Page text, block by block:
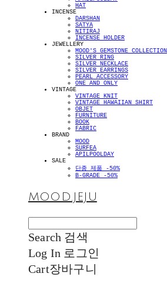
HAT
INCENSE
DARSHAN
SATYA
NITIRAJ
INCENSE HOLDER
JEWELLERY
MOOD'S GEMSTONE COLLECTION
SILVER RING
SILVER NECKLACE
SILVER EARRINGS
PEARL ACCESSORY
ONE AND ONLY
VINTAGE
VINTAGE KNIT
VINTAGE HAWAIIAN SHIRT
OBJET
FURNITURE
BOOK
FABRIC
BRAND
MOOD
SURFEA
APILPOOLDAY
SALE
단종 제품 -50%
B-GRADE -50%
MOOD.JEJU
Search 검색
Log In 로그인
Cart장바구니